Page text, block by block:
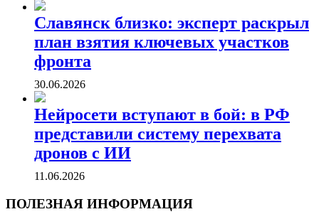
Славянск близко: эксперт раскрыл
план взятия ключевых участков
фронта
30.06.2026
Нейросети вступают в бой: в РФ
представили систему перехвата
дронов с ИИ
11.06.2026
ПОЛЕЗНАЯ ИНФОРМАЦИЯ